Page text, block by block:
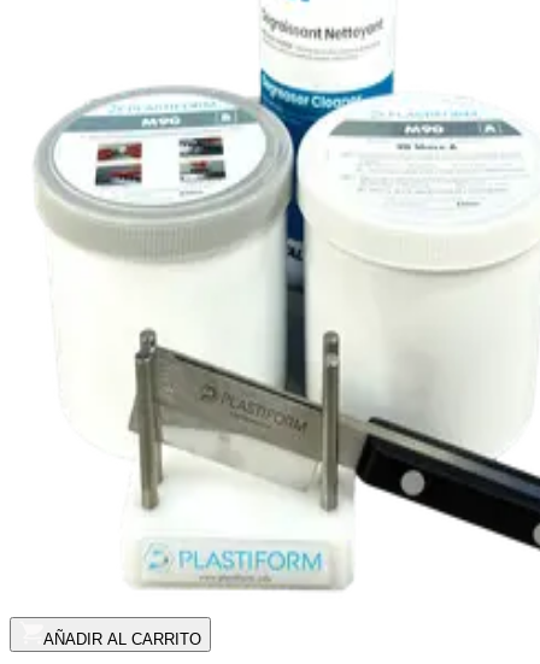
AÑADIR AL CARRITO